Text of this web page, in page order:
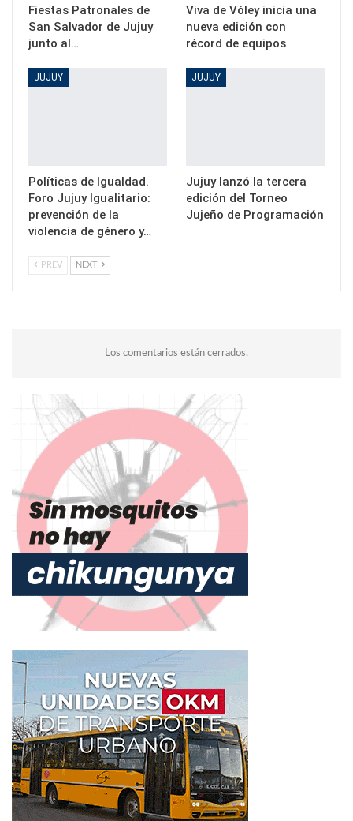
Fiestas Patronales de
San Salvador de Jujuy
junto al…
Viva de Vóley inicia una
nueva edición con
récord de equipos
JUJUY
Políticas de Igualdad.
Foro Jujuy Igualitario:
prevención de la
violencia de género y…
JUJUY
Jujuy lanzó la tercera
edición del Torneo
Jujeño de Programación
PREV NEXT
Los comentarios están cerrados.